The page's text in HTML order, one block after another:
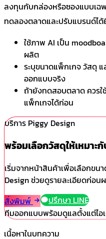
ลงทุนกับกล่องหรือซองแบบเฉ
ทดลองตลาดและปรับแบรนด์ไ
ใช้ภาพ AI เป็น
ผลิต
ระบุขนาดแพ็กเกจ วัสดุ
ออกแบบจริง
ถ้ายังทดสอบตลาด ควร
แพ็กเกจได้ก่อน
บริการ Piggy Design
พร้อมเลือกวัสดุให้เหมาะ
เริ่มจากหน้าสินค้าเพื่อเลือกขน
Design ช่วยดูรายละเอียดก่อน
สั่งพิมพ์
ปรึกษา LINE
ทีมออกแบบพร้อมดูแลตั้งแต่ไ
เนื้อหาในบทความ